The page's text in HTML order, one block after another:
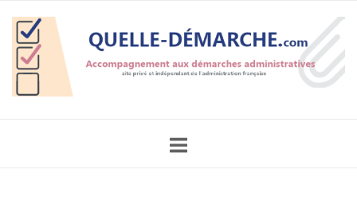
content
Home